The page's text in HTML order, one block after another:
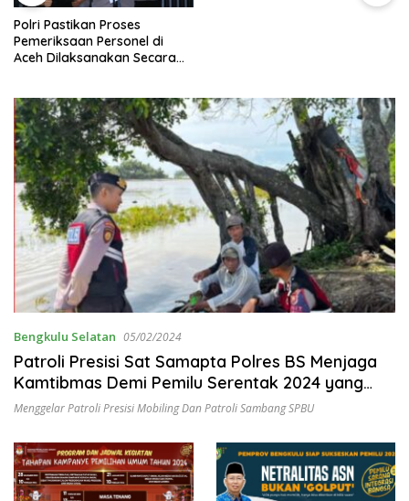
Polri Pastikan Proses
Pemeriksaan Personel di
Aceh Dilaksanakan Secara
Bengkulu Selatan 05/02/2024
Patroli Presisi Sat Samapta Polres BS Menjaga
Kamtibmas Demi Pemilu Serentak 2024 yang
Kondusif
Menggelar Patroli Presisi Mobiling Dan Patroli Sambang SPBU